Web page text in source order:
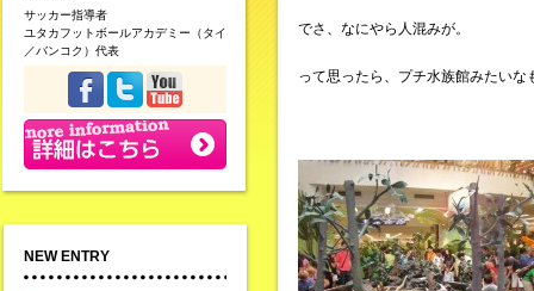
サッカー指導者
ユタカフットボールアカデミー（タイ
／バンコク）代表
NEW ENTRY
でさ、なにやら人混みが。
って思ったら、プチ水族館みたいな